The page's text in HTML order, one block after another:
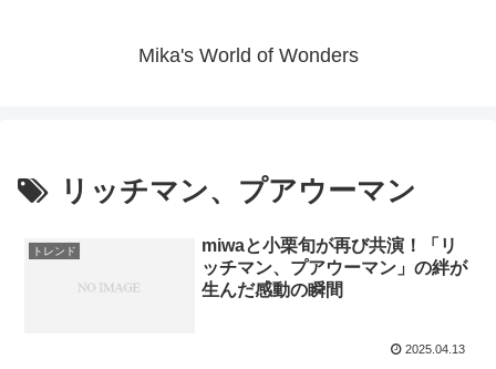
Mika's World of Wonders
リッチマン、プアウーマン
トレンド
miwaと小栗旬が再び共演！「リ
ッチマン、プアウーマン」の絆が
生んだ感動の瞬間
2025.04.13